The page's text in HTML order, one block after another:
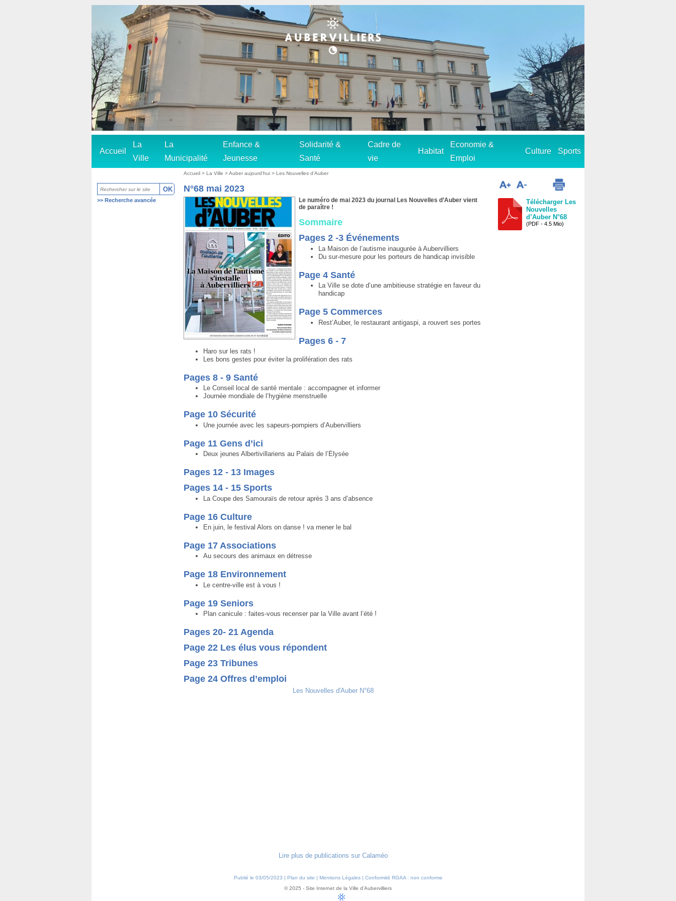
Accueil
La
Ville
La
Municipalité
Enfance &
Jeunesse
Solidarité &
Santé
Cadre de
vie
Habitat
Economie &
Emploi
Culture Sports
>> Recherche avancée
Accueil >La Ville>Auber aujourd’hui>Les Nouvelles d’Auber
N°68 mai 2023
Le numéro de mai 2023 du journal Les Nouvelles d’Auber vient
de paraître !
Sommaire
Pages 2 -3 Événements
La Maison de l’autisme inaugurée à Aubervilliers
Du sur-mesure pour les porteurs de handicap invisible
Page 4 Santé
La Ville se dote d’une ambitieuse stratégie en faveur du
handicap
Page 5 Commerces
Rest’Auber, le restaurant antigaspi, a rouvert ses portes
Pages 6 - 7
Haro sur les rats !
Les bons gestes pour éviter la prolifération des rats
Pages 8 - 9 Santé
Le Conseil local de santé mentale : accompagner et informer
Journée mondiale de l’hygiène menstruelle
Page 10 Sécurité
Une journée avec les sapeurs-pompiers d’Aubervilliers
Page 11 Gens d’ici
Deux jeunes Albertivillariens au Palais de l’Élysée
Pages 12 - 13 Images
Pages 14 - 15 Sports
La Coupe des Samouraïs de retour après 3 ans d’absence
Page 16 Culture
En juin, le festival Alors on danse ! va mener le bal
Page 17 Associations
Au secours des animaux en détresse
Page 18 Environnement
Le centre-ville est à vous !
Page 19 Seniors
Plan canicule : faites-vous recenser par la Ville avant l’été !
Pages 20- 21 Agenda
Page 22 Les élus vous répondent
Page 23 Tribunes
Page 24 Offres d’emploi
Les Nouvelles d'Auber N°68
Lire plus de publications sur Calaméo
Télécharger Les
Nouvelles
d’Auber N°68
(PDF - 4.5 Mio)
Publié le 03/05/2023 | Plan du site Mentions Légales| Conformité RGAA : non conforme
© 2025 - Site Internet de la Ville d’Aubervilliers